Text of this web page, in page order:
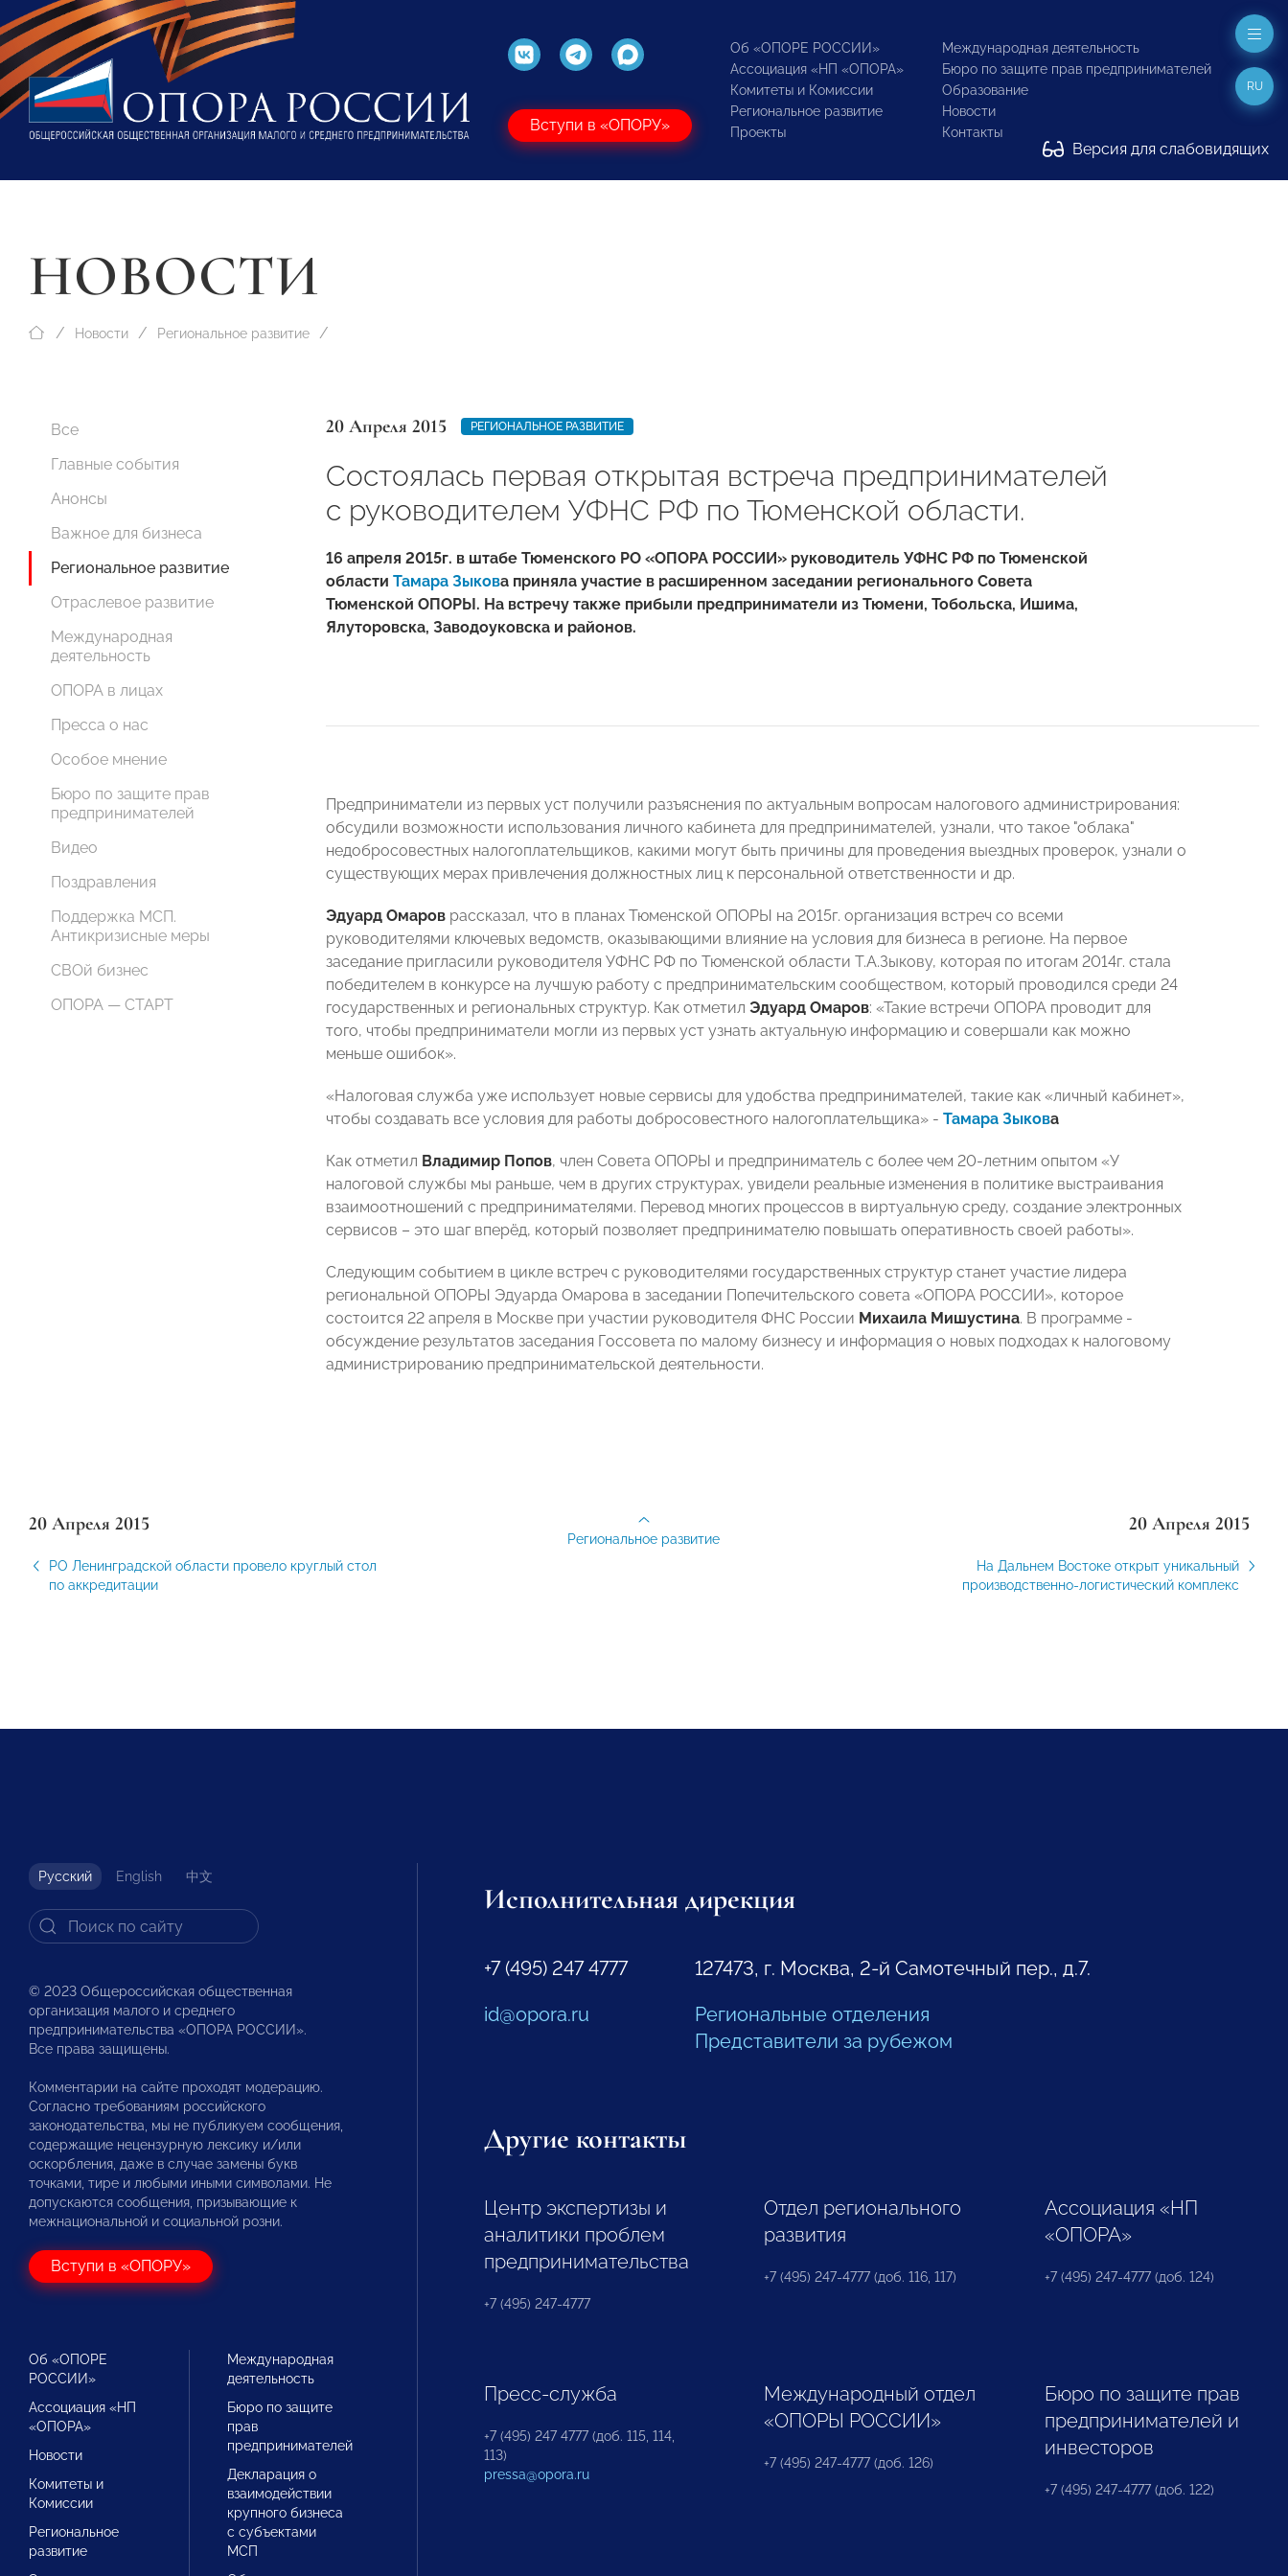
Вступи в «ОПОРУ»
Об «ОПОРЕ РОССИИ»
Ассоциация «НП «ОПОРА»
Комитеты и Комиссии
Региональное развитие
Проекты
Международная деятельность
Бюро по защите прав предпринимателей
Образование
Новости
Контакты
Версия для слабовидящих
RU
НОВОСТИ
Новости Региональное развитие
Все
Главные события
Анонсы
Важное для бизнеса
Региональное развитие
Отраслевое развитие
Международная
деятельность
ОПОРА в лицах
Пресса о нас
Особое мнение
Бюро по защите прав
предпринимателей
Видео
Поздравления
Поддержка МСП.
Антикризисные меры
СВОй бизнес
ОПОРА — СТАРТ
20 Апреля 2015 РЕГИОНАЛЬНОЕ РАЗВИТИЕ
Состоялась первая открытая встреча предпринимателей
с руководителем УФНС РФ по Тюменской области.
16 апреля 2015г. в штабе Тюменского РО «ОПОРА РОССИИ» руководитель УФНС РФ по Тюменской
области Тамара Зыкова приняла участие в расширенном заседании регионального Совета
Тюменской ОПОРЫ. На встречу также прибыли предприниматели из Тюмени, Тобольска, Ишима,
Ялуторовска, Заводоуковска и районов.
Предприниматели из первых уст получили разъяснения по актуальным вопросам налогового администрирования:
обсудили возможности использования личного кабинета для предпринимателей, узнали, что такое "облака"
недобросовестных налогоплательщиков, какими могут быть причины для проведения выездных проверок, узнали о
существующих мерах привлечения должностных лиц к персональной ответственности и др.
Эдуард Омаров рассказал, что в планах Тюменской ОПОРЫ на 2015г. организация встреч со всеми
руководителями ключевых ведомств, оказывающими влияние на условия для бизнеса в регионе. На первое
заседание пригласили руководителя УФНС РФ по Тюменской области Т.А.Зыкову, которая по итогам 2014г. стала
победителем в конкурсе на лучшую работу с предпринимательским сообществом, который проводился среди 24
государственных и региональных структур. Как отметил Эдуард Омаров: «Такие встречи ОПОРА проводит для
того, чтобы предприниматели могли из первых уст узнать актуальную информацию и совершали как можно
меньше ошибок».
«Налоговая служба уже использует новые сервисы для удобства предпринимателей, такие как «личный кабинет»,
чтобы создавать все условия для работы добросовестного налогоплательщика» - Тамара Зыкова
Как отметил Владимир Попов, член Совета ОПОРЫ и предприниматель с более чем 20-летним опытом «У
налоговой службы мы раньше, чем в других структурах, увидели реальные изменения в политике выстраивания
взаимоотношений с предпринимателями. Перевод многих процессов в виртуальную среду, создание электронных
сервисов – это шаг вперёд, который позволяет предпринимателю повышать оперативность своей работы».
Следующим событием в цикле встреч с руководителями государственных структур станет участие лидера
региональной ОПОРЫ Эдуарда Омарова в заседании Попечительского совета «ОПОРА РОССИИ», которое
состоится 22 апреля в Москве при участии руководителя ФНС России Михаила Мишустина. В программе -
обсуждение результатов заседания Госсовета по малому бизнесу и информация о новых подходах к налоговому
администрированию предпринимательской деятельности.
20 Апреля 2015
РО Ленинградской области провело круглый стол
по аккредитации
20 Апреля 2015
На Дальнем Востоке открыт уникальный
производственно-логистический комплекс
Региональное развитие
Русский English 中文
© 2023 Общероссийская общественная
организация малого и среднего
предпринимательства «ОПОРА РОССИИ».
Все права защищены.
Комментарии на сайте проходят модерацию.
Согласно требованиям российского
законодательства, мы не публикуем сообщения,
содержащие нецензурную лексику и/или
оскорбления, даже в случае замены букв
точками, тире и любыми иными символами. Не
допускаются сообщения, призывающие к
межнациональной и социальной розни.
Вступи в «ОПОРУ»
Об «ОПОРЕ
РОССИИ»
Ассоциация «НП
«ОПОРА»
Новости
Комитеты и
Комиссии
Региональное
развитие
Международная
деятельность
Бюро по защите
прав
предпринимателей
Декларация о
взаимодействии
крупного бизнеса
с субъектами
МСП
Исполнительная дирекция
+7 (495) 247 4777
id@opora.ru
127473, г. Москва, 2-й Самотечный пер., д.7.
Региональные отделения
Представители за рубежом
Другие контакты
Центр экспертизы и
аналитики проблем
предпринимательства
+7 (495) 247-4777
Отдел регионального
развития
+7 (495) 247-4777 (доб. 116, 117)
Ассоциация «НП
«ОПОРА»
+7 (495) 247-4777 (доб. 124)
Пресс-служба
+7 (495) 247 4777 (доб. 115, 114,
113)
pressa@opora.ru
Международный отдел
«ОПОРЫ РОССИИ»
+7 (495) 247-4777 (доб. 126)
Бюро по защите прав
предпринимателей и
инвесторов
+7 (495) 247-4777 (доб. 122)